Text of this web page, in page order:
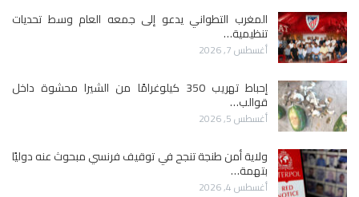
المغرب التطواني يدعو إلى جمعه العام وسط تحديات
تنظيمية…
أغسطس 7, 2026
إحباط تهريب 350 كيلوغرامًا من الشيرا محشوة داخل
قوالب…
أغسطس 5, 2026
ولاية أمن طنجة تنجح في توقيف فرنسي مبحوث عنه دوليًا
بتهمة…
أغسطس 4, 2026